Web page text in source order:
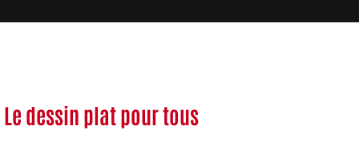
Le dessin plat pour tous